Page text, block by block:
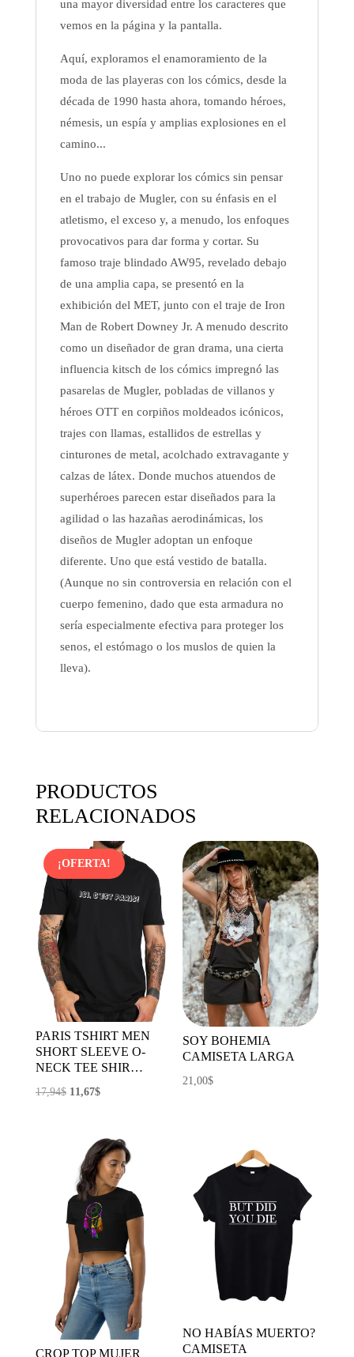
una mayor diversidad entre los caracteres que
vemos en la página y la pantalla.
Aquí, exploramos el enamoramiento de la
moda de las playeras con los cómics, desde la
década de 1990 hasta ahora, tomando héroes,
némesis, un espía y amplias explosiones en el
camino...
Uno no puede explorar los cómics sin pensar
en el trabajo de Mugler, con su énfasis en el
atletismo, el exceso y, a menudo, los enfoques
provocativos para dar forma y cortar. Su
famoso traje blindado AW95, revelado debajo
de una amplia capa, se presentó en la
exhibición del MET, junto con el traje de Iron
Man de Robert Downey Jr. A menudo descrito
como un diseñador de gran drama, una cierta
influencia kitsch de los cómics impregnó las
pasarelas de Mugler, pobladas de villanos y
héroes OTT en corpiños moldeados icónicos,
trajes con llamas, estallidos de estrellas y
cinturones de metal, acolchado extravagante y
calzas de látex. Donde muchos atuendos de
superhéroes parecen estar diseñados para la
agilidad o las hazañas aerodinámicas, los
diseños de Mugler adoptan un enfoque
diferente. Uno que está vestido de batalla.
(Aunque no sin controversia en relación con el
cuerpo femenino, dado que esta armadura no
sería especialmente efectiva para proteger los
senos, el estómago o los muslos de quien la
lleva).
PRODUCTOS
RELACIONADOS
¡OFERTA!
PARIS TSHIRT MEN
SHORT SLEEVE O-
NECK TEE SHIR…
17,94$ El
17,94$.
11,67$El
es:
11,67$.
SOY BOHEMIA
CAMISETA LARGA
21,00$
CROP TOP MUJER
NO HABÍAS MUERTO?
CAMISETA